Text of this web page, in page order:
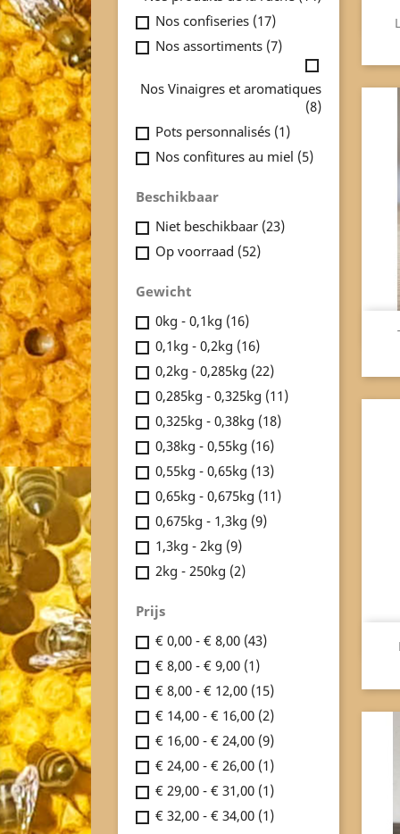
Nos confiseries (17)
Nos assortiments (7)
Nos Vinaigres et aromatiques
(8)
Pots personnalisés (1)
Nos confitures au miel (5)
Beschikbaar
Niet beschikbaar (23)
Op voorraad (52)
Gewicht
0kg - 0,1kg (16)
0,1kg - 0,2kg (16)
0,2kg - 0,285kg (22)
0,285kg - 0,325kg (11)
0,325kg - 0,38kg (18)
0,38kg - 0,55kg (16)
0,55kg - 0,65kg (13)
0,65kg - 0,675kg (11)
0,675kg - 1,3kg (9)
1,3kg - 2kg (9)
2kg - 250kg (2)
Prijs
€ 0,00 - € 8,00 (43)
€ 8,00 - € 9,00 (1)
€ 8,00 - € 12,00 (15)
€ 14,00 - € 16,00 (2)
€ 16,00 - € 24,00 (9)
€ 24,00 - € 26,00 (1)
€ 29,00 - € 31,00 (1)
€ 32,00 - € 34,00 (1)